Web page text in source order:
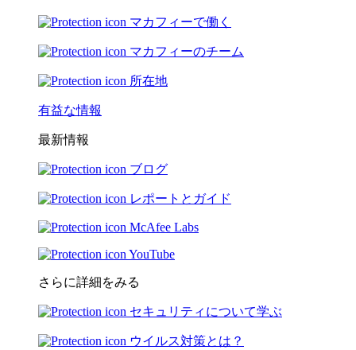
マカフィーで働く
マカフィーのチーム
所在地
有益な情報
最新情報
ブログ
レポートとガイド
McAfee Labs
YouTube
さらに詳細をみる
セキュリティについて学ぶ
ウイルス対策とは？